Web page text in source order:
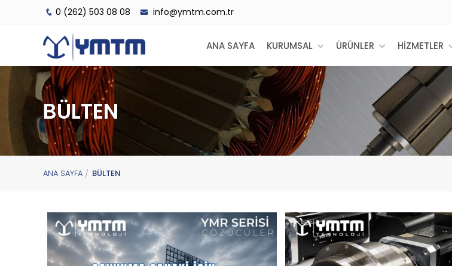
0 (262) 503 08 08 info@ymtm.com.tr
ANA SAYFA KURUMSAL ÜRÜNLER HİZMETLER
BÜLTEN
ANA SAYFA BÜLTEN